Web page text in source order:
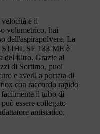
e il
volumetrico, hai
dell'aspirapolvere. La
STIHL SE 133 ME è
del filtro. Grazie al
di Sortimo, puoi
e averli a portata di
con raccordo rapido
il tubo di
essere collegato
antistatico.